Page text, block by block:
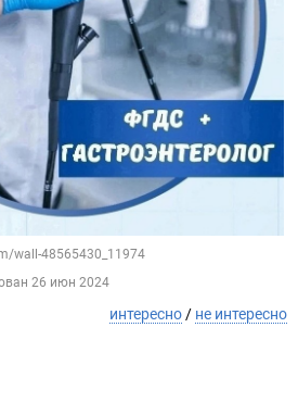
wall-48565430_11974
26 июн 2024
интересно / не интересно